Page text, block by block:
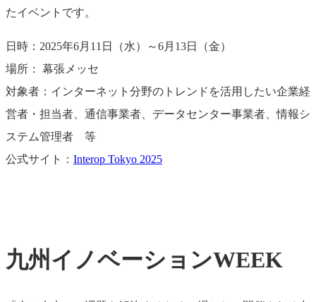
たイベントです。
日時：2025年6月11日（水）～6月13日（金）
場所： 幕張メッセ
対象者：インターネット分野のトレンドを活用したい企業経
営者・担当者、通信事業者、データセンター事業者、情報シ
ステム管理者 等
公式サイト： Interop Tokyo 2025
九州イノベーションWEEK